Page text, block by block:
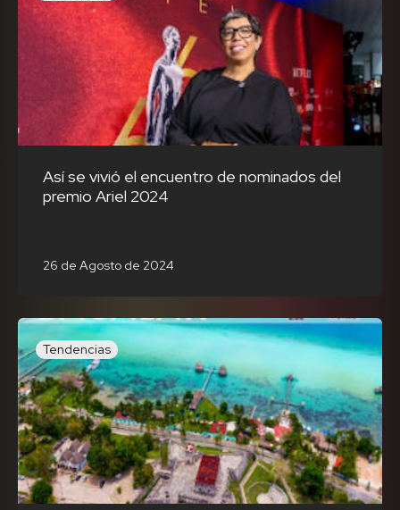
Así se vivió el encuentro de nominados del
premio Ariel 2024
26 de Agosto de 2024
Tendencias